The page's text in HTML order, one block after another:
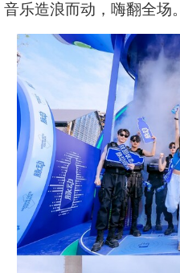
音乐造浪而动，嗨翻全场。